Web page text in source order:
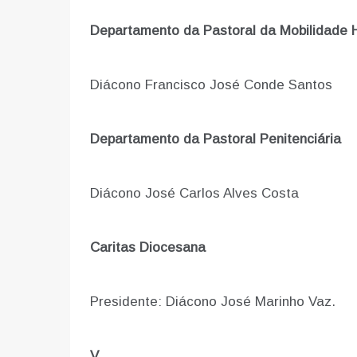
Departamento da Pastoral da Mobilidade
Diácono Francisco José Conde Santos
Departamento da Pastoral Penitenciária
Diácono José Carlos Alves Costa
Caritas Diocesana
Presidente: Diácono José Marinho Vaz.